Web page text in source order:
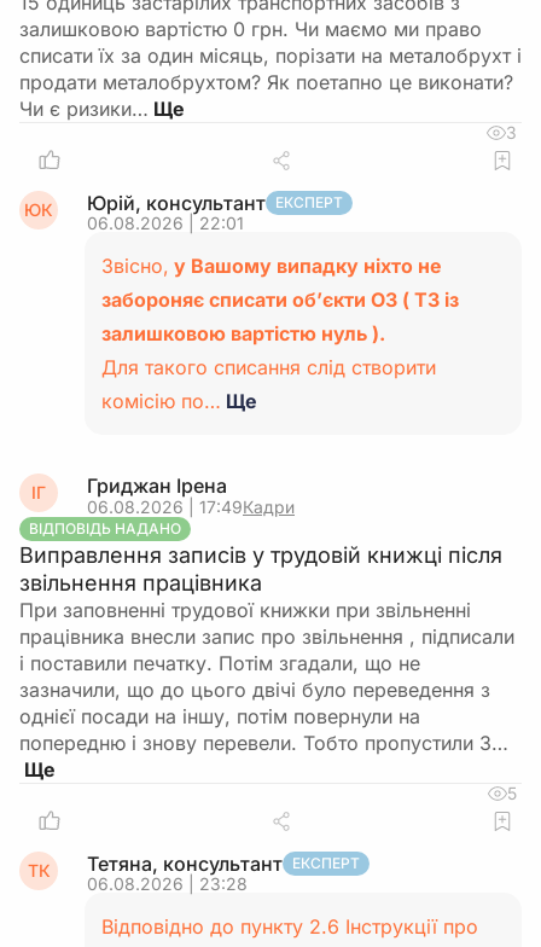
залишковою вартістю 0 грн. Чи маємо ми право
списати їх за один місяць, порізати на металобрухт і
продати металобрухтом? Як поетапно це виконати?
Чи є ризики…
3
ЮК Юрій, консультант ЕКСПЕРТ
06.08.2026 | 22:01
Звісно, у Вашому випадку ніхто не
забороняє списати об’єкти ОЗ ( ТЗ із
залишковою вартістю нуль ).
Для такого списання слід створити
комісію по… Ще
ІГ Гриджан Ірена
06.08.2026 | 17:49Кадри
ВІДПОВІДЬ НАДАНО
Виправлення записів у трудовій книжці після
звільнення працівника
При заповненні трудової книжки при звільненні
працівника внесли запис про звільнення , підписали
і поставили печатку. Потім згадали, що не
зазначили, що до цього двічі було переведення з
однієї посади на іншу, потім повернули на
попередню і знову перевели. Тобто пропустили 3…
5
ТК Тетяна, консультант ЕКСПЕРТ
06.08.2026 | 23:28
Відповідно до пункту 2.6 Інструкції про